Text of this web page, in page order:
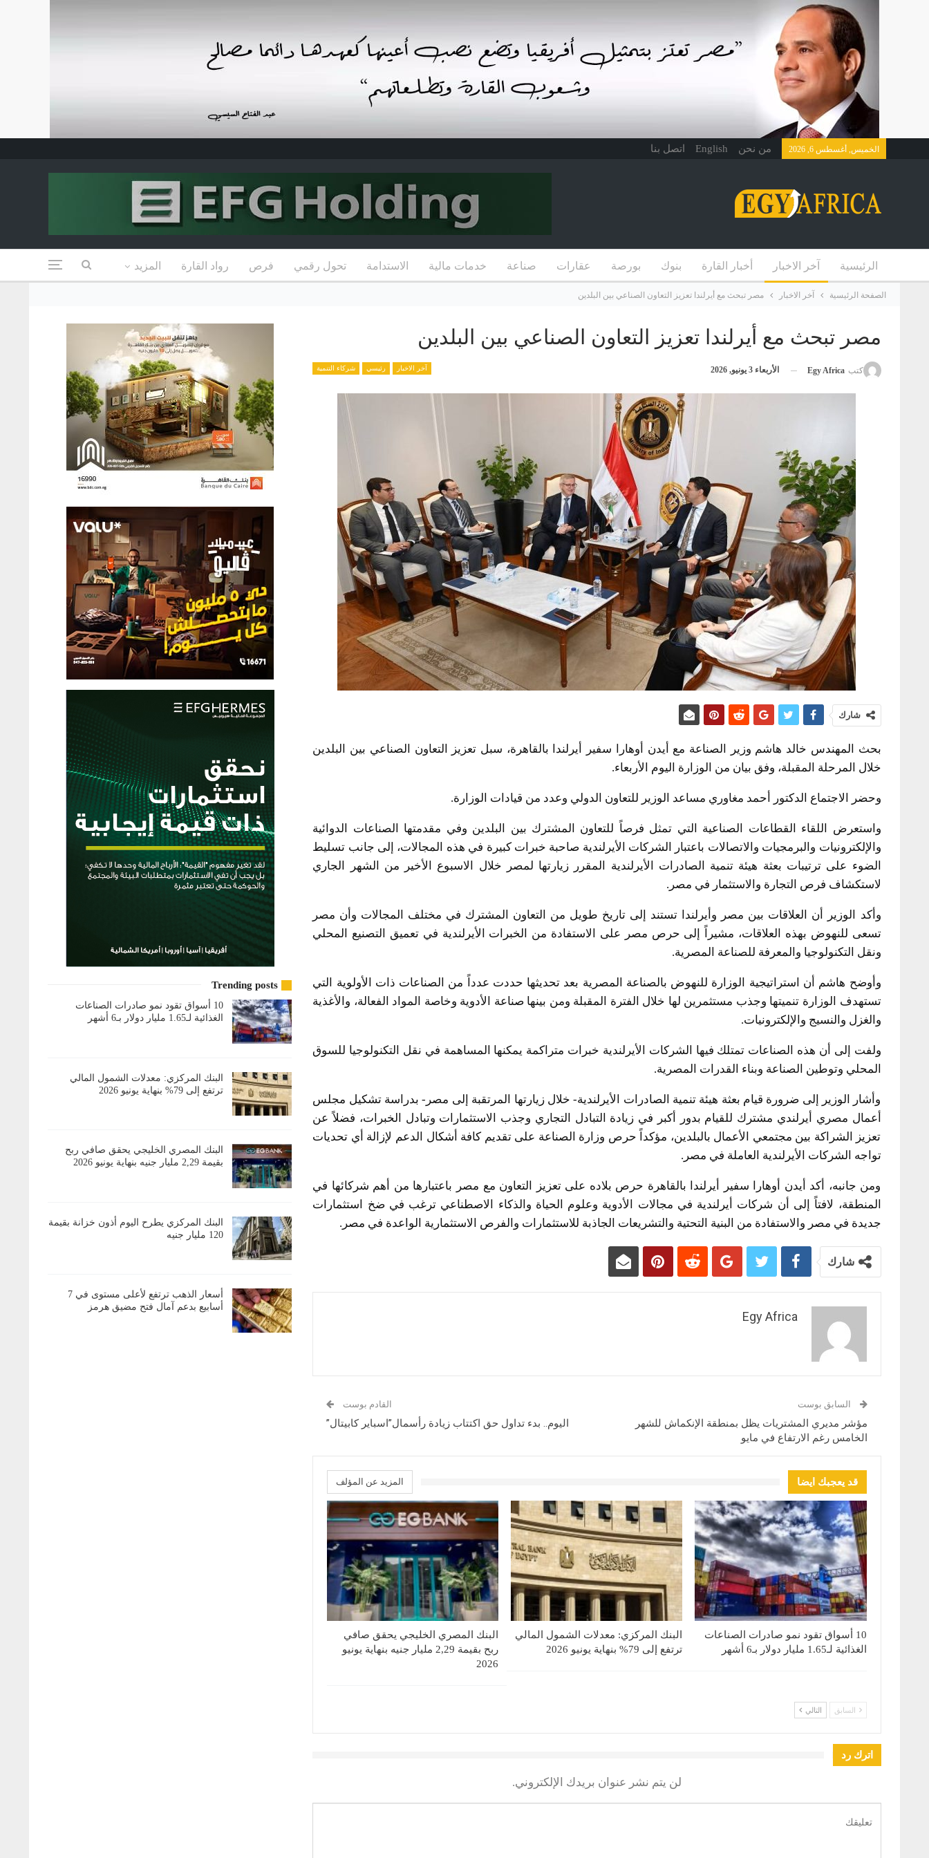
الخميس, أغسطس 6, 2026 من نحن English اتصل بنا
الرئيسية آخر الاخبار أخبار القارة بنوك بورصة عقارات صناعة خدمات مالية الاستدامة تحول رقمي فرص رواد القارة المزيد
الصفحة الرئيسية آخر الاخبار مصر تبحث مع أيرلندا تعزيز التعاون الصناعي بين البلدين
مصر تبحث مع أيرلندا تعزيز التعاون الصناعي بين البلدين
آخر الاخبار رئيسي شركاء التنمية كتب Egy Africa الأربعاء 3 يونيو, 2026
شارك
بحث المهندس خالد هاشم وزير الصناعة مع أيدن أوهارا سفير أيرلندا بالقاهرة، سبل تعزيز التعاون الصناعي بين البلدين
خلال المرحلة المقبلة، وفق بيان من الوزارة اليوم الأربعاء.
وحضر الاجتماع الدكتور أحمد مغاوري مساعد الوزير للتعاون الدولي وعدد من قيادات الوزارة.
واستعرض اللقاء القطاعات الصناعية التي تمثل فرصاً للتعاون المشترك بين البلدين وفي مقدمتها الصناعات الدوائية
والإلكترونيات والبرمجيات والاتصالات باعتبار الشركات الأيرلندية صاحبة خبرات كبيرة في هذه المجالات، إلى جانب تسليط
الضوء على ترتيبات بعثة هيئة تنمية الصادرات الأيرلندية المقرر زيارتها لمصر خلال الاسبوع الأخير من الشهر الجاري
لاستكشاف فرص التجارة والاستثمار في مصر.
وأكد الوزير أن العلاقات بين مصر وأيرلندا تستند إلى تاريخ طويل من التعاون المشترك في مختلف المجالات وأن مصر
تسعى للنهوض بهذه العلاقات، مشيراً إلى حرص مصر على الاستفادة من الخبرات الأيرلندية في تعميق التصنيع المحلي
ونقل التكنولوجيا والمعرفة للصناعة المصرية.
وأوضح هاشم أن استراتيجية الوزارة للنهوض بالصناعة المصرية بعد تحديثها حددت عدداً من الصناعات ذات الأولوية التي
تستهدف الوزارة تنميتها وجذب مستثمرين لها خلال الفترة المقبلة ومن بينها صناعة الأدوية وخاصة المواد الفعالة، والأغذية
والغزل والنسيج والإلكترونيات.
ولفت إلى أن هذه الصناعات تمتلك فيها الشركات الأيرلندية خبرات متراكمة يمكنها المساهمة في نقل التكنولوجيا للسوق
المحلي وتوطين الصناعة وبناء القدرات المصرية.
وأشار الوزير إلى ضرورة قيام بعثة هيئة تنمية الصادرات الأيرلندية- خلال زيارتها المرتقبة إلى مصر- بدراسة تشكيل مجلس
أعمال مصري أيرلندي مشترك للقيام بدور أكبر في زيادة التبادل التجاري وجذب الاستثمارات وتبادل الخبرات، فضلاً عن
تعزيز الشراكة بين مجتمعي الأعمال بالبلدين، مؤكداً حرص وزارة الصناعة على تقديم كافة أشكال الدعم لإزالة أي تحديات
تواجه الشركات الأيرلندية العاملة في مصر.
ومن جانبه، أكد أيدن أوهارا سفير أيرلندا بالقاهرة حرص بلاده على تعزيز التعاون مع مصر باعتبارها من أهم شركائها في
المنطقة، لافتاً إلى أن شركات أيرلندية في مجالات الأدوية وعلوم الحياة والذكاء الاصطناعي ترغب في ضخ استثمارات
جديدة في مصر والاستفادة من البنية التحتية والتشريعات الجاذبة للاستثمارات والفرص الاستثمارية الواعدة في مصر.
شارك
Egy Africa
السابق بوست
مؤشر مديري المشتريات يظل بمنطقة الإنكماش للشهر
الخامس رغم الارتفاع في مايو
القادم بوست
اليوم.. بدء تداول حق اكتتاب زيادة رأسمال”اسباير كابيتال”
قد يعجبك ايضا المزيد عن المؤلف
10 أسواق تقود نمو صادرات الصناعات
الغذائية لـ1.65 مليار دولار بـ6 أشهر
البنك المركزي: معدلات الشمول المالي
ترتفع إلى 79% بنهاية يونيو 2026
البنك المصري الخليجي يحقق صافي
ربح بقيمة 2,29 مليار جنيه بنهاية يونيو
2026
السابق التالي
اترك رد
لن يتم نشر عنوان بريدك الإلكتروني.
Trending posts
10 أسواق تقود نمو صادرات الصناعات
الغذائية لـ1.65 مليار دولار بـ6 أشهر
البنك المركزي: معدلات الشمول المالي
ترتفع إلى 79% بنهاية يونيو 2026
البنك المصري الخليجي يحقق صافي ربح
بقيمة 2,29 مليار جنيه بنهاية يونيو 2026
البنك المركزي يطرح اليوم أذون خزانة بقيمة
120 مليار جنيه
أسعار الذهب ترتفع لأعلى مستوى في 7
أسابيع بدعم آمال فتح مضيق هرمز